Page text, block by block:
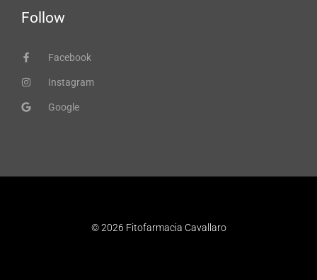
Follow
Facebook
Instagram
Google
© 2026 Fitofarmacia Cavallaro